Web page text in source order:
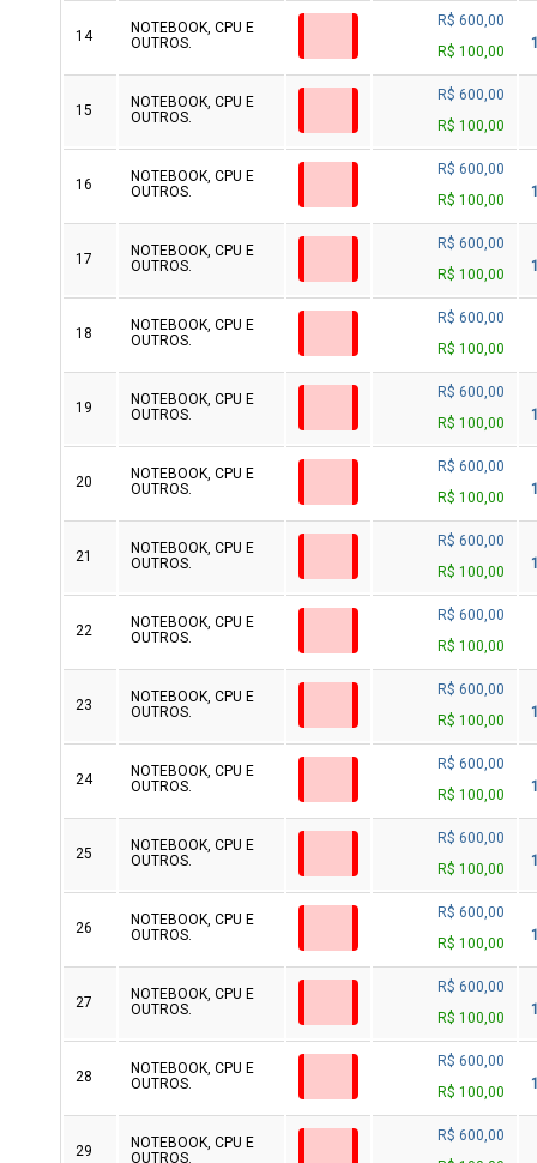
14
NOTEBOOK, CPU E
OUTROS.
R$ 600,00
R$ 100,00
15
NOTEBOOK, CPU E
OUTROS.
R$ 600,00
R$ 100,00
16
NOTEBOOK, CPU E
OUTROS.
R$ 600,00
R$ 100,00
17
NOTEBOOK, CPU E
OUTROS.
R$ 600,00
R$ 100,00
18
NOTEBOOK, CPU E
OUTROS.
R$ 600,00
R$ 100,00
19
NOTEBOOK, CPU E
OUTROS.
R$ 600,00
R$ 100,00
20
NOTEBOOK, CPU E
OUTROS.
R$ 600,00
R$ 100,00
21
NOTEBOOK, CPU E
OUTROS.
R$ 600,00
R$ 100,00
22
NOTEBOOK, CPU E
OUTROS.
R$ 600,00
R$ 100,00
23
NOTEBOOK, CPU E
OUTROS.
R$ 600,00
R$ 100,00
24
NOTEBOOK, CPU E
OUTROS.
R$ 600,00
R$ 100,00
25
NOTEBOOK, CPU E
OUTROS.
R$ 600,00
R$ 100,00
26
NOTEBOOK, CPU E
OUTROS.
R$ 600,00
R$ 100,00
27
NOTEBOOK, CPU E
OUTROS.
R$ 600,00
R$ 100,00
28
NOTEBOOK, CPU E
OUTROS.
R$ 600,00
R$ 100,00
29
NOTEBOOK, CPU E
OUTROS.
R$ 600,00